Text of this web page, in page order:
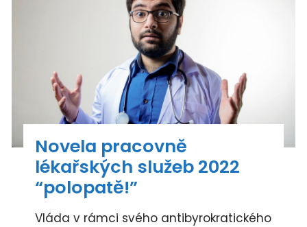
Novela pracovně
lékařských služeb 2022
“polopatě!”
Vláda v rámci svého antibyrokratického